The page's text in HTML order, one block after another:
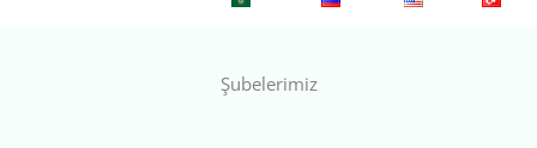
Şubelerimiz